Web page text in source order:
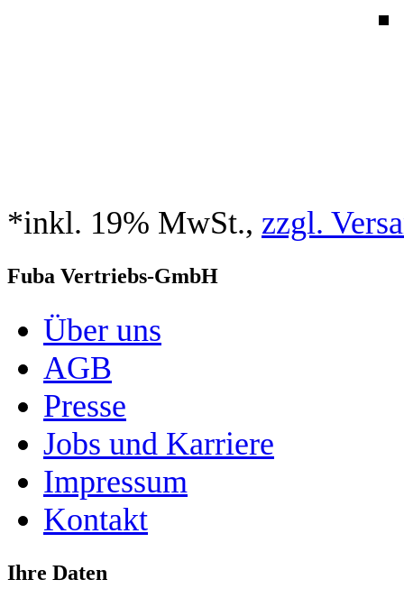
*inkl. 19% MwSt., zzgl.
Fuba Vertriebs-GmbH
Über uns
AGB
Presse
Jobs und Karriere
Impressum
Kontakt
Ihre Daten